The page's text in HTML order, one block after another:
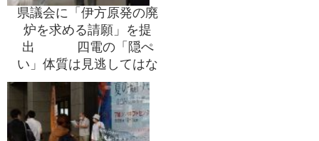
県議会に「伊方原発の廃
炉を求める請願」を提
出 四電の「隠ぺ
い」体質は見逃してはな
らず、避難が困難な伊方
原発は廃炉しかない